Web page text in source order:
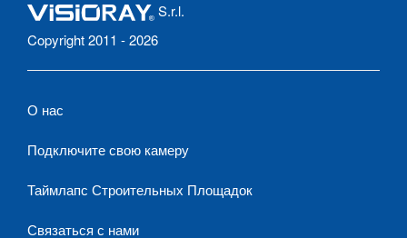
S.r.l.
Copyright 2011 - 2026
О нас
Подключите свою камеру
Таймлапс Строительных Площадок
Связаться с нами